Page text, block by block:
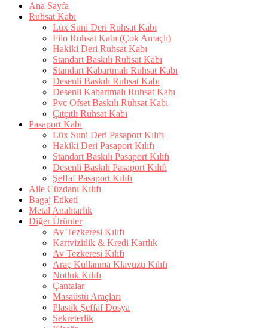
Ana Sayfa
Ruhsat Kabı
Lüx Suni Deri Ruhsat Kabı
Filo Ruhsat Kabı (Çok Amaçlı)
Hakiki Deri Ruhsat Kabı
Standart Baskılı Ruhsat Kabı
Standart Kabartmalı Ruhsat Kabı
Desenli Baskılı Ruhsat Kabı
Desenli Kabartmalı Ruhsat Kabı
Pvc Ofset Baskılı Ruhsat Kabı
Çıtçıtlı Ruhsat Kabı
Pasaport Kabı
Lüx Suni Deri Pasaport Kılıfı
Hakiki Deri Pasaport Kılıfı
Standart Baskılı Pasaport Kılıfı
Desenli Baskılı Pasaport Kılıfı
Şeffaf Pasaport Kılıfı
Aile Cüzdanı Kılıfı
Bagaj Etiketi
Metal Anahtarlık
Diğer Ürünler
Av Tezkeresi Kılıfı
Kartvizitlik & Kredi Kartlık
Av Tezkeresi Kılıfı
Araç Kullanma Klavuzu Kılıfı
Notluk Kılıfı
Çantalar
Masaüstü Araçları
Plastik Şeffaf Dosya
Sekreterlik